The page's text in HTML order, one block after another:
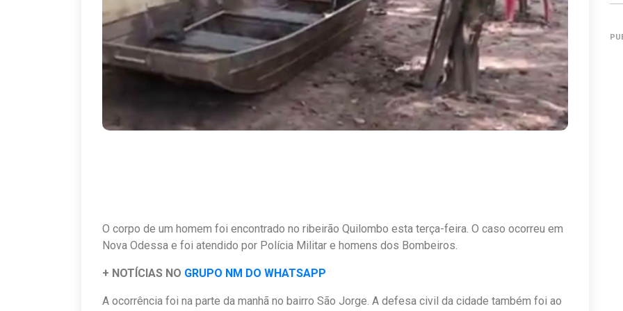
O corpo de um homem foi encontrado no ribeirão Quilombo esta terça-feira. O caso ocorreu em
Nova Odessa e foi atendido por Polícia Militar e homens dos Bombeiros.
+ NOTÍCIAS NO GRUPO NM DO WHATSAPP
A ocorrência foi na parte da manhã no bairro São Jorge. A defesa civil da cidade também foi ao